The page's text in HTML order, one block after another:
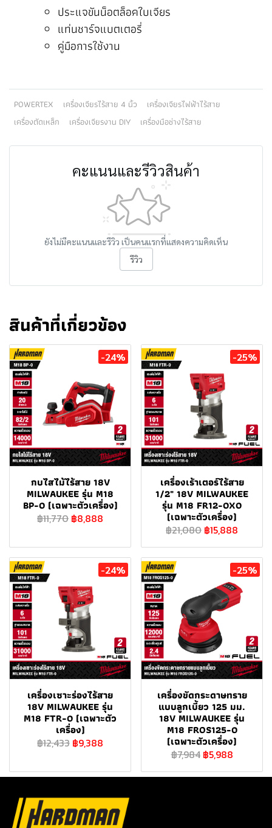
ประแจขันน็อตล็อคใบเจียร
แท่นชาร์จแบตเตอรี่
คู่มือการใช้งาน
POWERTEX เครื่องเจียรไร้สาย 4 นิ้ว
เครื่องเจียรไฟฟ้าไร้สาย
เครื่องตัดเหล็ก
เครื่องเจียรงาน DIY เครื่องมือช่างไร้สาย
คะแนนและรีวิวสินค้า
ยังไม่มีคะแนนและรีวิว เป็นคนแรกที่แสดงความคิดเห็น
รีวิว
สินค้าที่เกี่ยวข้อง
-24%
กบไสไม้ไร้สาย 18V
MILWAUKEE รุ่น M18
BP-0 (เฉพาะตัวเครื่อง)
฿11,770 ฿8,888
-25%
เครื่องเร้าเตอร์ไร้สาย
1/2" 18V MILWAUKEE
รุ่น M18 FR12-0X0
(เฉพาะตัวเครื่อง)
฿21,080 ฿15,888
-24%
เครื่องเซาะร่องไร้สาย
18V MILWAUKEE รุ่น
M18 FTR-0 (เฉพาะตัว
เครื่อง)
฿12,433 ฿9,388
-25%
เครื่องขัดกระดาษทราย
แบบลูกเบี้ยว 125 มม.
18V MILWAUKEE รุ่น
M18 FROS125-0
(เฉพาะตัวเครื่อง)
฿7,984 ฿5,988